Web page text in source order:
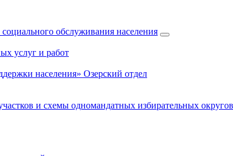
обслуживания населения
услуг и работ
населения» Озерский отдел
и схемы одномандатных избирательных округов